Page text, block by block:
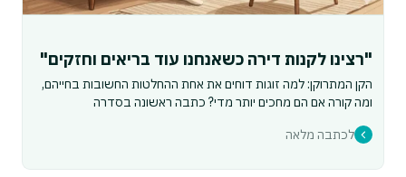
"רצינו לקנות דירה כשאנחנו עוד בריאים וחזקים"
הקן המתרוקן: למה זוגות דוחים את אחת ההחלטות החשובות בחייהם,
ומה קורה אם הם מחכים יותר מדי? כתבה ראשונה בסדרה
לכתבה מלאה